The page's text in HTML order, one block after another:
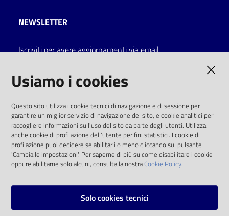
NEWSLETTER
Iscriviti per avere aggiornamenti via email
solo alle condizioni previste dalla direttiva
comunitaria 2003/98/CE e dal d.lgs. 36/2006
SOCIAL
Instagram
Usiamo i cookies
Questo sito utilizza i cookie tecnici di navigazione e di sessione per
garantire un miglior servizio di navigazione del sito, e cookie analitici per
raccogliere informazioni sull'uso del sito da parte degli utenti. Utilizza
anche cookie di profilazione dell'utente per fini statistici. I cookie di
profilazione puoi decidere se abilitarli o meno cliccando sul pulsante
'Cambia le impostazioni'. Per saperne di più su come disabilitare i cookie
oppure abilitarne solo alcuni, consulta la nostraCookie Policy.
Solo cookies tecnici